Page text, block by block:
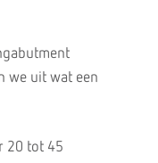
we uit wat een
20 tot 45